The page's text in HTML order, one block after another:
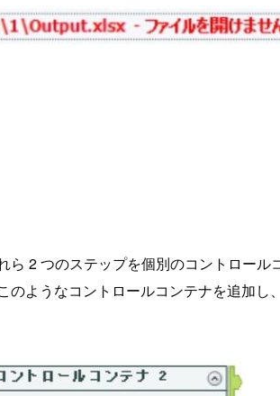
2 つのステップを個別のコントロール
ようなコントロールコンテナを追加